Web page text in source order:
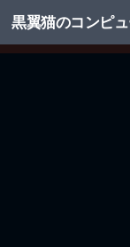
コンテンツへスキ
黒翼猫のコンピ